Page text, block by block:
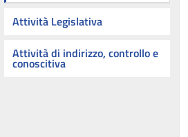
Attività Legislativa
Attività di indirizzo, controllo e
conoscitiva